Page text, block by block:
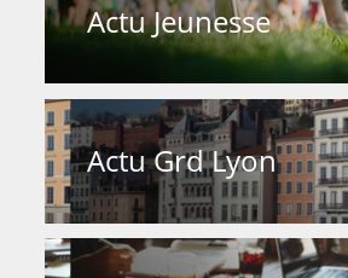
Actu Jeunesse
Actu Grd Lyon